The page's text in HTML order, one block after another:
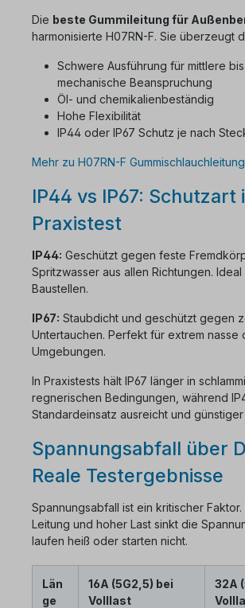
Die beste Gummileitung für
harmonisierte H07RN-F. Sie überzeugt
Schwere Ausführung für mittlere
mechanische Beanspruchung
Öl- und chemikalienbeständig
Hohe Flexibilität
IP44 oder IP67 Schutz je nach
Mehr zu H07RN-F
IP44 vs IP67: Schutzart
Praxistest
IP44: Geschützt gegen feste
Spritzwasser aus allen Richtungen.
Baustellen.
IP67: Staubdicht und geschützt gegen
Untertauchen. Perfekt für extrem nasse
Umgebungen.
In Praxistests hält IP67 länger in
regnerischen Bedingungen, während
Standardeinsatz ausreicht und günstiger
Spannungsabfall über
Reale Testergebnisse
Spannungsabfall ist ein kritischer
Leitung und hoher Last sinkt die
laufen heiß oder starten nicht.
Län
ge
16A (5G2,5) bei
Volllast
32A